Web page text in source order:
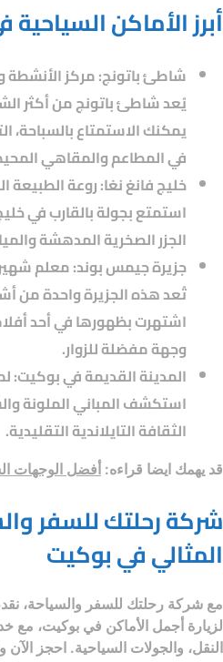
أبرز الأماكن
شاطئ باتونج: مركز الأنشطة
يُعد شاطئ باتونج من أكثر
يمكنك الاستمتاع
في المطاعم والمقاهي
خليج فانغ نغا: روعة الطبيعة
استمتع بجولة بالقارب في
الجزر الصخرية المدهشة
جزيرة جيمس بوند: معلم شهير
تُعد هذه الجزيرة واحدة من
اشتهرت بظهورها في أحد
وجهة مفضلة للزوار.
المدينة القديمة في بوكيت:
استكشف المباني الملونة
الثقافة التايلاندية التقليدية.
قد يهمك ايضا قراءه: أفضل الوجهات
شركة رحلتك للسفر
المثالي في بوكيت
مع شركة رحلتك للسفر والسياحة،
لزيارة أجمل الأماكن في بوكيت، مع
النقل، والجولات السياحية. احجز